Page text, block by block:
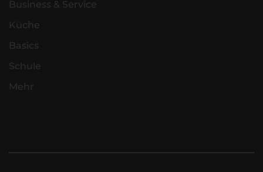
Business & Service
Küche
Basics
Schule
Mehr